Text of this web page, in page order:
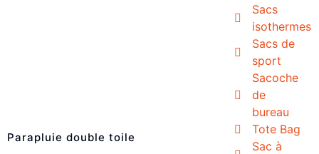
Sacs
isothermes
Sacs de
sport
Sacoche
de
bureau
Tote Bag
Sac à
Parapluie double toile